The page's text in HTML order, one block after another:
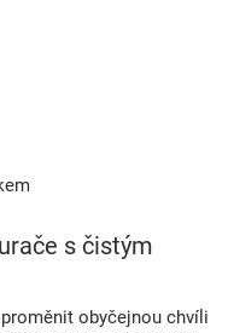
s čistým
obyčejnou chvíli